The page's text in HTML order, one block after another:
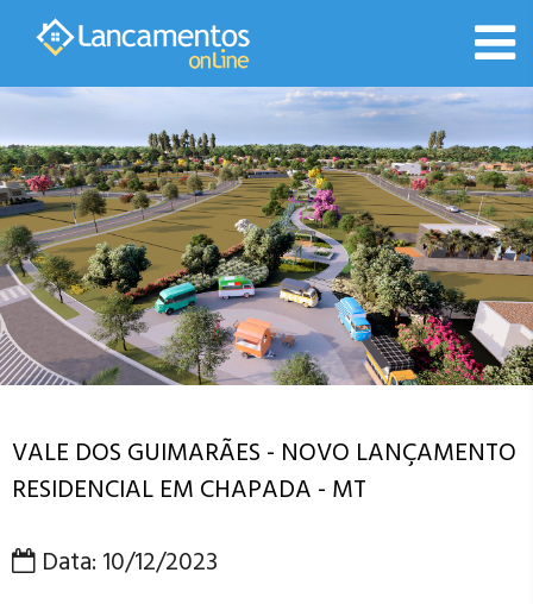
VALE DOS GUIMARÃES - NOVO LANÇAMENTO
RESIDENCIAL EM CHAPADA - MT
Data: 10/12/2023